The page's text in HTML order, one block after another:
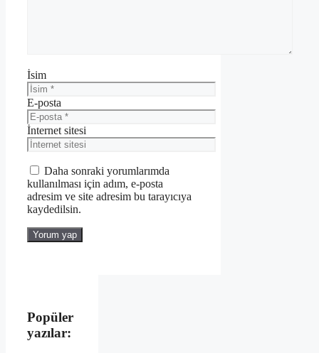
İsim
E-posta
İnternet sitesi
Daha sonraki yorumlarımda
kullanılması için adım, e-posta
adresim ve site adresim bu tarayıcıya
kaydedilsin.
Popüler
yazılar: